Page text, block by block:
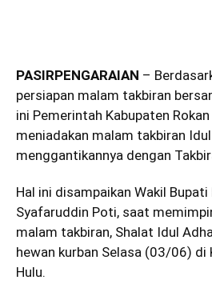
PASIRPENGARAIAN –
persiapan malam takbiran
ini Pemerintah Kabupaten Rokan
meniadakan malam takbiran
menggantikannya dengan
Hal ini disampaikan Wakil Bupati
Syafaruddin Poti, saat
malam takbiran, Shalat Idul
hewan kurban Selasa (03/06) di
Hulu.